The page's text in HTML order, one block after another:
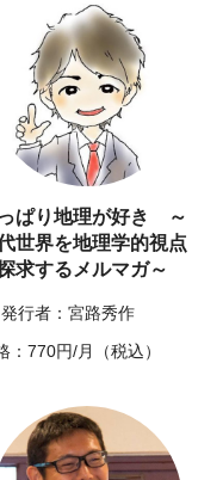
ぱり地理が好き ～
世界を地理学的視点
求するメルマガ～
発行者：宮路秀作
：770円/月（税込）